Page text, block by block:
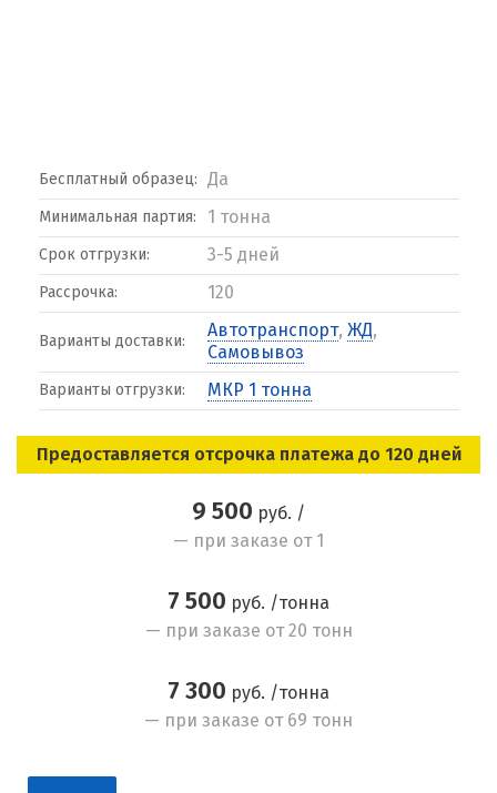
Бесплатный образец: Да
Минимальная партия: 1 тонна
Срок отгрузки: 3-5 дней
Рассрочка: 120
Варианты доставки:
Автотранспорт, ЖД,
Самовывоз
Варианты отгрузки: МКР 1 тонна
Предоставляется отсрочка платежа до 120 дней
9 500 руб. /
— при заказе от 1
7 500 руб. /тонна
— при заказе от 20 тонн
7 300 руб. /тонна
— при заказе от 69 тонн